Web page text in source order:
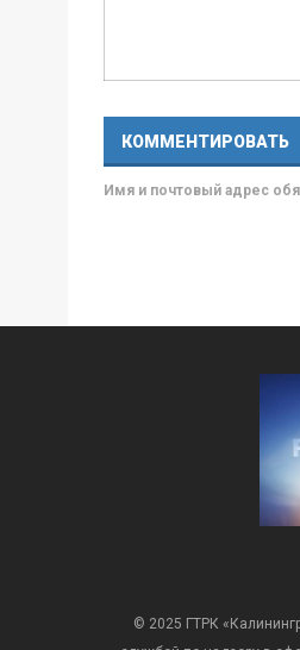
Имя и почтовый адрес
© 2025 ГТРК